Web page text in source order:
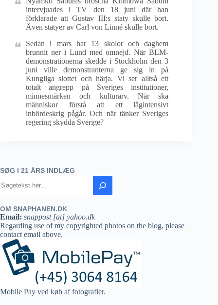
intervjuades i TV den 18 juni där han
förklarade att Gustav III:s staty skulle bort.
Även statyer av Carl von Linné skulle bort.
Sedan i mars har 13 skolor och daghem
brunnit ner i Lund med omnejd. När BLM-
demonstrationerna skedde i Stockholm den 3
juni ville demonstranterna ge sig in på
Kungliga slottet och härja. Vi ser alltså ett
totalt angrepp på Sveriges institutioner,
minnesmärken och kulturarv. När ska
människor förstå att ett lågintensivt
inbördeskrig pågår. Och när tänker Sveriges
regering skydda Sverige?
SØG I 21 ÅRS INDLÆG
OM SNAPHANEN.DK
Email: snappost [at] yahoo.dk
Regarding use of my copyrighted photos on the blog, please
contact email above.
Mobile Pay ved køb af fotografier.